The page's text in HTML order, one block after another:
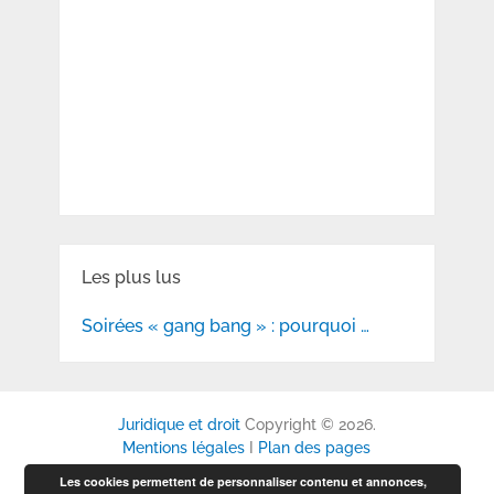
Les plus lus
Soirées « gang bang » : pourquoi …
Juridique et droitCopyright © 2026.
Mentions légales
Plan des pages
Les cookies permettent de personnaliser contenu et annonces,